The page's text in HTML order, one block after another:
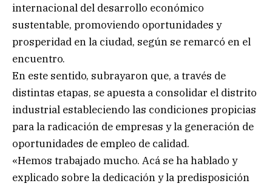
internacional del desarrollo económico
sustentable, promoviendo oportunidades y
prosperidad en la ciudad, según se remarcó en el
encuentro.
En este sentido, subrayaron que, a través de
distintas etapas, se apuesta a consolidar el distrito
industrial estableciendo las condiciones propicias
para la radicación de empresas y la generación de
oportunidades de empleo de calidad.
«Hemos trabajado mucho. Acá se ha hablado y
explicado sobre la dedicación y la predisposición